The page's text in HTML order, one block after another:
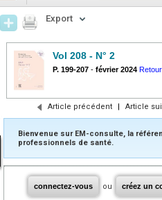
Export
Vol 208 - N° 2
P. 199-207 - février 2024
Article précédent | Article
Bienvenue sur EM-consulte, la
professionnels de santé.
connectez-vous ou créez un